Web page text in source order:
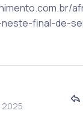
final-de-
2025